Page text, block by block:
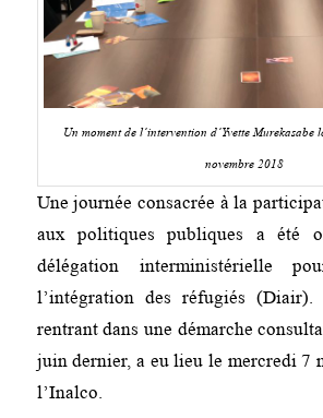
Un moment de l’intervention d’Yvette Murekasabe
novembre 2018
Une journée consacrée à la
aux politiques publiques a été
délégation interministérielle
l’intégration des réfugiés (Diair).
rentrant dans une démarche
juin dernier, a eu lieu le mercredi 7
l’Inalco.